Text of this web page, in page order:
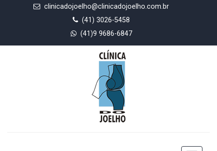
clinicadojoelho@clinicadojoelho.com.br
(41) 3026-5458
(41)9 9686-6847